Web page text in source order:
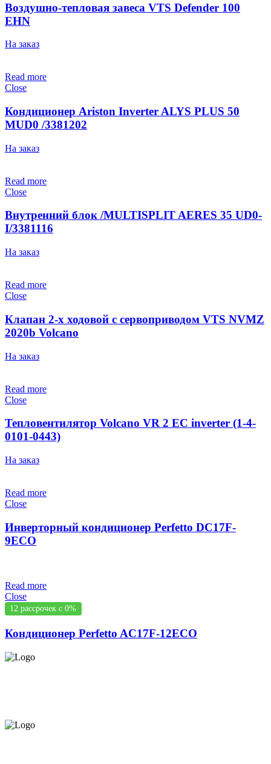
Воздушно-тепловая завеса VTS Defender 100
EHN
На заказ
Read more
Close
Кондиционер Ariston Inverter ALYS PLUS 50
MUD0 /3381202
На заказ
Read more
Close
Внутренний блок /MULTISPLIT AERES 35 UD0-
I/3381116
На заказ
Read more
Close
Клапан 2-х ходовой с сервоприводом VTS NVMZ
2020b Volcano
На заказ
Read more
Close
Тепловентилятор Volcano VR 2 EC inverter (1-4-
0101-0443)
На заказ
Read more
Close
Инверторный кондиционер Perfetto DC17F-
9ECO
Read more
Close
12 рассрочек с 0%
Кондиционер Perfetto AC17F-12ECO